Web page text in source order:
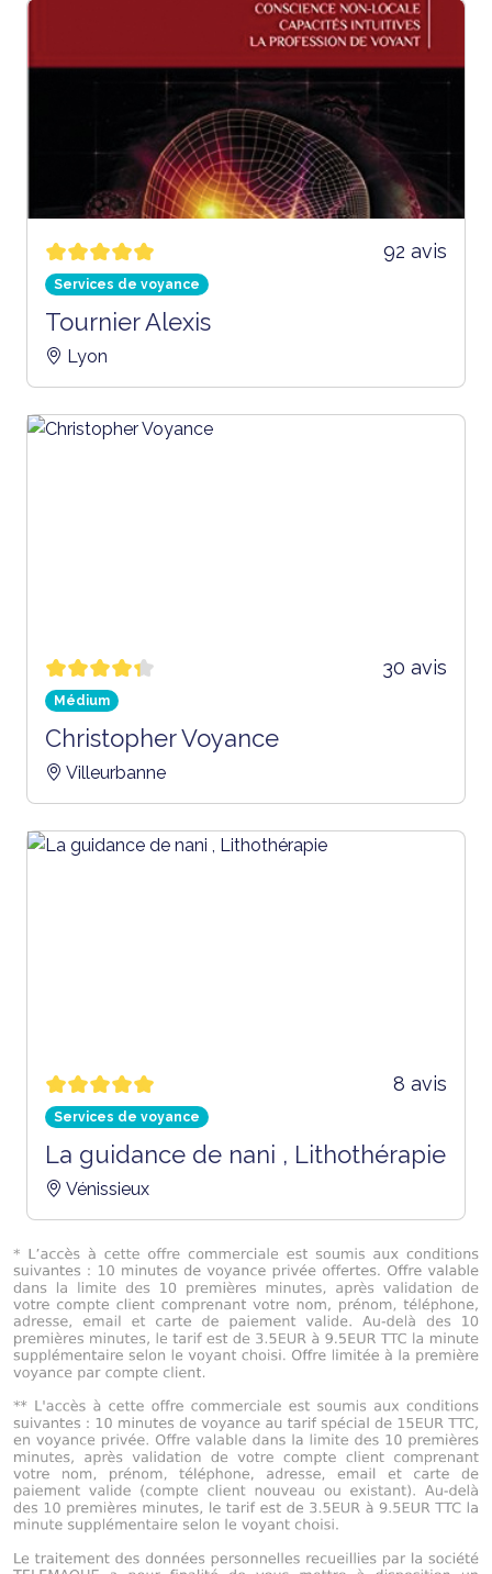
92 avis
Services de voyance
Tournier Alexis
Lyon
30 avis
Médium
Christopher Voyance
Villeurbanne
8 avis
Services de voyance
La guidance de nani , Lithothérapie
Vénissieux